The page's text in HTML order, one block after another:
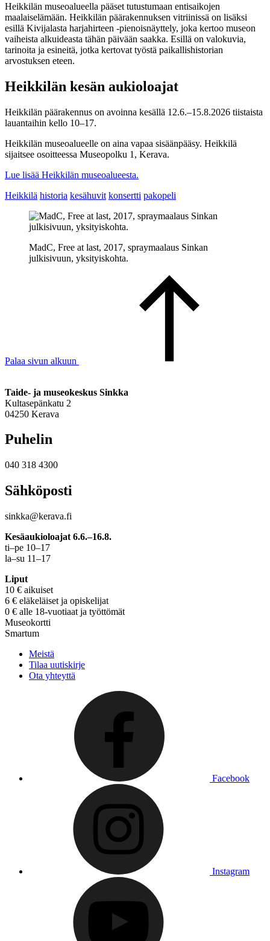
Heikkilän museoalueella pääset tutustumaan entisaikojen
maalaiselämään. Heikkilän päärakennuksen vitriinissä on lisäksi
esillä Kivijalasta harjahirteen -pienoisnäyttely, joka kertoo museon
vaiheista alkuideasta tähän päivään saakka. Esillä on valokuvia,
tarinoita ja esineitä, jotka kertovat työstä paikallishistorian
arvostuksen eteen.
Heikkilän kesän aukioloajat
Heikkilän päärakennus on avoinna kesällä 12.6.–15.8.2026 tiistaista
lauantaihin kello 10–17.
Heikkilän museoalueelle on aina vapaa sisäänpääsy. Heikkilä
sijaitsee osoitteessa Museopolku 1, Kerava.
Lue lisää Heikkilän museoalueesta.
Heikkilä historia kesähuvit konsertti pakopeli
MadC, Free at last, 2017, spraymaalaus Sinkan
julkisivuun, yksityiskohta.
Palaa sivun alkuun
Taide- ja museokeskus Sinkka
Kultasepänkatu 2
04250 Kerava
Puhelin
040 318 4300
Sähköposti
sinkka@kerava.fi
Kesäaukioloajat 6.6.–16.8.
ti–pe 10–17
la–su 11–17
Liput
10 € aikuiset
6 € eläkeläiset ja opiskelijat
0 € alle 18-vuotiaat ja työttömät
Museokortti
Smartum
Meistä
Tilaa uutiskirje
Ota yhteyttä
Facebook
Instagram